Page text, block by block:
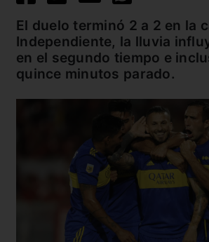
El duelo terminó 2 a 2 en la
Independiente, la lluvia
en el segundo tiempo e
quince minutos parado.